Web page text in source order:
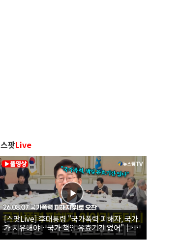
스팟Live
[스팟Live] 李대통령 "국가폭력 피해자, 국가
가 치유해야…국가 책임 유효기간 없어"｜
26.08.07 국가폭력 피해자 위로 오찬